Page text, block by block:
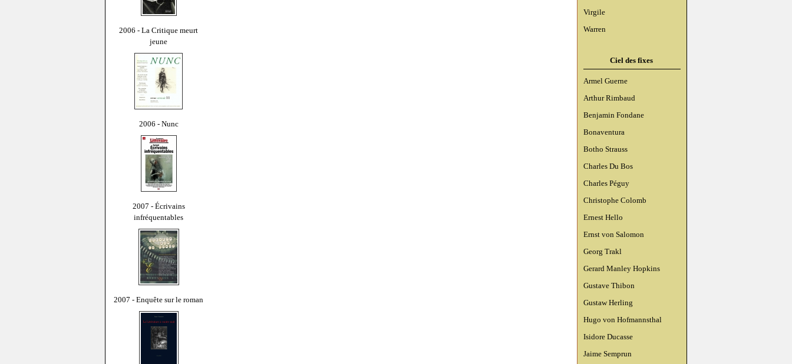
2006 - La Critique meurt
jeune
2006 - Nunc
2007 - Écrivains
infréquentables
2007 - Enquête sur le roman
Virgile
Warren
Ciel des fixes
Armel Guerne
Arthur Rimbaud
Benjamin Fondane
Bonaventura
Botho Strauss
Charles Du Bos
Charles Péguy
Christophe Colomb
Ernest Hello
Ernst von Salomon
Georg Trakl
Gerard Manley Hopkins
Gustave Thibon
Gustaw Herling
Hugo von Hofmannsthal
Isidore Ducasse
Jaime Semprun